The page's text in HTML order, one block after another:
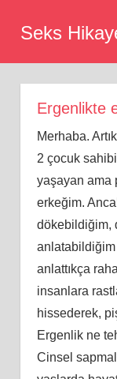
Seks
Ergenlikte
Merhaba.
2 çocuk
yaşayan ama
erkeğim.
dökebildiğim,
anlatabildiğim
anlattıkça
insanlara
hissederek,
Ergenlik ne
Cinsel